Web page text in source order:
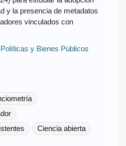
y la presencia de metadatos
vinculados con
y Bienes Públicos
Ciencia abierta